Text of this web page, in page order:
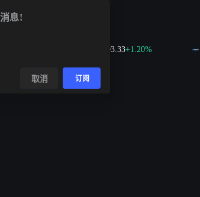
+1.20% XRP
息!
取消 订阅